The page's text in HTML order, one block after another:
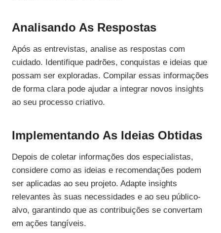
Analisando As Respostas
Após as entrevistas, analise as respostas com
cuidado. Identifique padrões, conquistas e ideias que
possam ser exploradas. Compilar essas informações
de forma clara pode ajudar a integrar novos insights
ao seu processo criativo.
Implementando As Ideias Obtidas
Depois de coletar informações dos especialistas,
considere como as ideias e recomendações podem
ser aplicadas ao seu projeto. Adapte insights
relevantes às suas necessidades e ao seu público-
alvo, garantindo que as contribuições se convertam
em ações tangíveis.